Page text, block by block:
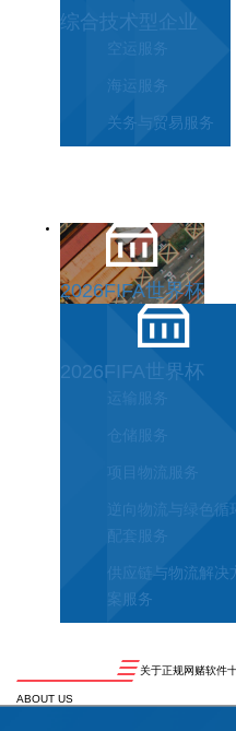
综合技术型企业
空运服务
海运服务
关务与贸易服务
2026FIFA世界杯
2026FIFA世界杯
运输服务
仓储服务
项目物流服务
逆向物流与绿色循
配套服务
供应链与物流解决
案服务
关于正规网赌软件
ABOUT US